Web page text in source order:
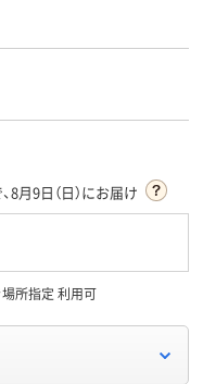
8月9日（日）にお届け
所指定 利用可